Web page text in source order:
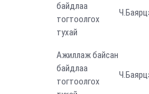
байдлаа
тогтоолгох
тухай
Ажиллаж байсан
байдлаа
тогтоолгох